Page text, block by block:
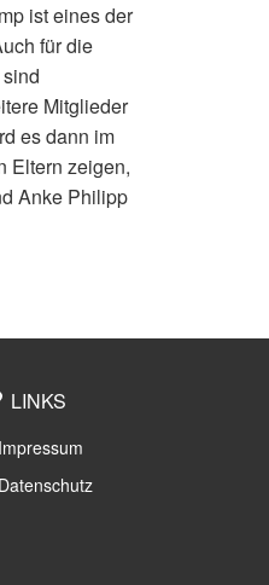
ist eines der
für die
Mitglieder
es dann im
Eltern zeigen,
Anke Philipp
LINKS
Impressum
Datenschutz